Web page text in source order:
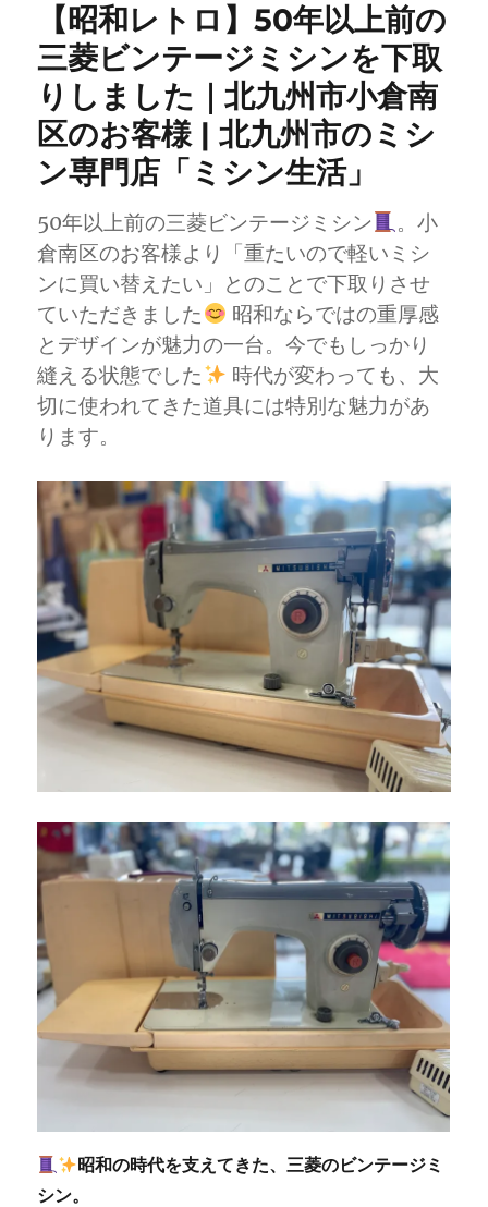
【昭和レトロ】50年以上前の
三菱ビンテージミシンを下取
りしました｜北九州市小倉南
区のお客様 | 北九州市のミシ
ン専門店「ミシン生活」
50年以上前の三菱ビンテージミシン
。小
倉南区のお客様より「重たいので軽いミシ
ンに買い替えたい」とのことで下取りさせ
ていただきました
昭和ならではの重厚感
とデザインが魅力の一台。今でもしっかり
縫える状態でした
時代が変わっても、大
切に使われてきた道具には特別な魅力があ
ります。
昭和の時代を支えてきた、三菱のビンテージミ
シン。